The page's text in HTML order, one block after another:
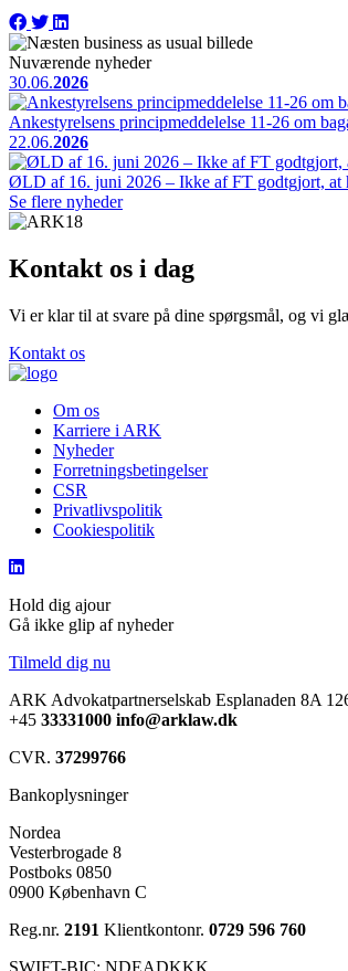
Nuværende nyheder
30.06.2026
Ankestyrelsens principmeddelelse 11-26 om
22.06.2026
ØLD af 16. juni 2026 – Ikke af FT godtgjort, at
Se flere nyheder
Kontakt os i dag
Vi er klar til at svare på dine spørgsmål, og vi
Kontakt os
Om os
Karriere i ARK
Nyheder
Forretningsbetingelser
CSR
Privatlivspolitik
Cookiespolitik
Hold dig ajour
Gå ikke glip af nyheder
Tilmeld dig nu
ARK Advokatpartnerselskab Esplanaden 8A
+45 33331000 info@arklaw.dk
CVR. 37299766
Bankoplysninger
Nordea
Vesterbrogade 8
Postboks 0850
0900 København C
Reg.nr. 2191 Klientkontonr. 0729 596 760
SWIFT-BIC: NDEADKKK